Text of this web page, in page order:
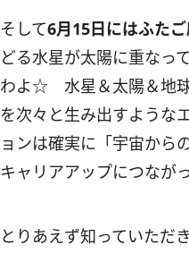
そして6月15日にはふた
どる水星が太陽に重なっ
わよ☆ 水星＆太陽＆地球
を次々と生み出すような
ョンは確実に「宇宙から
キャリアアップにつなが
とりあえず知っていただ